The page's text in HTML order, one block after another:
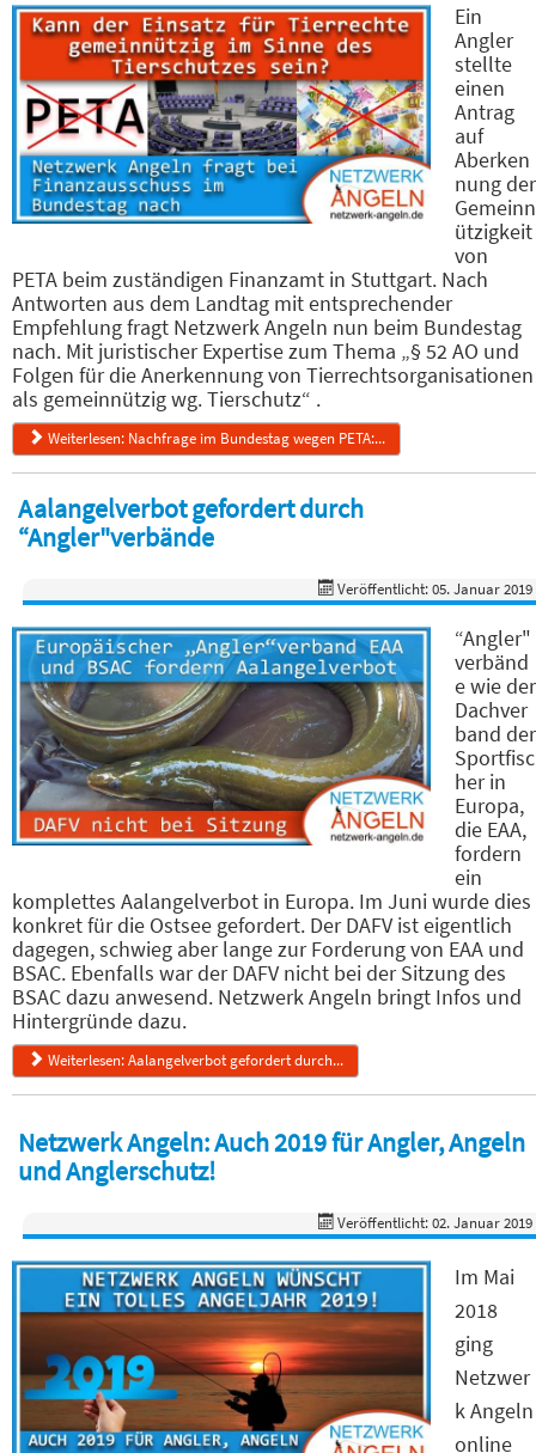
Ein
Angler
stellte
einen
Antrag
auf
Aberken
nung der
Gemeinn
ützigkeit
von
PETA beim zuständigen Finanzamt in Stuttgart. Nach
Antworten aus dem Landtag mit entsprechender
Empfehlung fragt Netzwerk Angeln nun beim Bundestag
nach. Mit juristischer Expertise zum Thema „§ 52 AO und
Folgen für die Anerkennung von Tierrechtsorganisationen
als gemeinnützig wg. Tierschutz“ .
Weiterlesen: Nachfrage im Bundestag wegen PETA:...
Aalangelverbot gefordert durch
“Angler"verbände
Veröffentlicht: 05. Januar 2019
“Angler"
verbänd
e wie der
Dachver
band der
Sportfisc
her in
Europa,
die EAA,
fordern
ein
komplettes Aalangelverbot in Europa. Im Juni wurde dies
konkret für die Ostsee gefordert. Der DAFV ist eigentlich
dagegen, schwieg aber lange zur Forderung von EAA und
BSAC. Ebenfalls war der DAFV nicht bei der Sitzung des
BSAC dazu anwesend. Netzwerk Angeln bringt Infos und
Hintergründe dazu.
Weiterlesen: Aalangelverbot gefordert durch...
Netzwerk Angeln: Auch 2019 für Angler, Angeln
und Anglerschutz!
Veröffentlicht: 02. Januar 2019
Im Mai
2018
ging
Netzwer
k Angeln
online